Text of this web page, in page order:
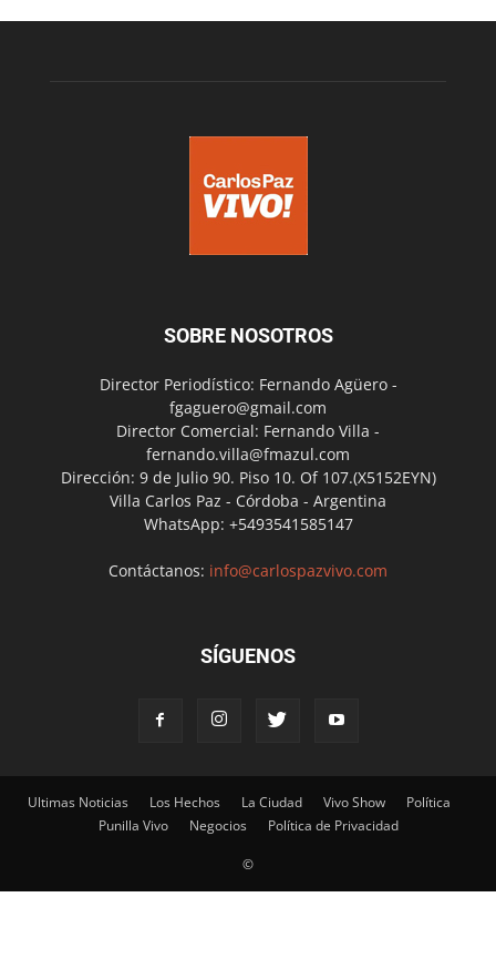
SOBRE NOSOTROS
Director Periodístico: Fernando Agüero -
fgaguero@gmail.com
Director Comercial: Fernando Villa -
fernando.villa@fmazul.com
Dirección: 9 de Julio 90. Piso 10. Of 107.(X5152EYN)
Villa Carlos Paz - Córdoba - Argentina
WhatsApp: +5493541585147
Contáctanos: info@carlospazvivo.com
SÍGUENOS
Ultimas Noticias Los Hechos La Ciudad Vivo Show
Política
Punilla Vivo
Negocios Política de Privacidad
©